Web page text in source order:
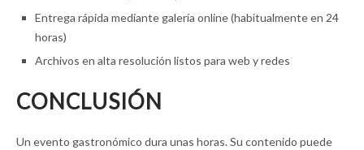
Entrega rápida mediante galería online (habitualmente en 24
horas)
Archivos en alta resolución listos para web y redes
CONCLUSIÓN
Un evento gastronómico dura unas horas. Su contenido puede